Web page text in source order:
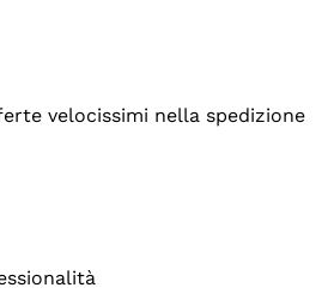
velocissimi nella spedizione